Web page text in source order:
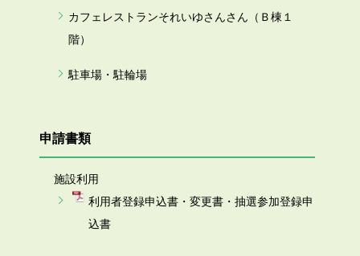
カフェレストランそれいゆさんさん（Ｂ棟１
階）
駐車場・駐輪場
申請書類
施設利用
利用者登録申込書・変更書・抽選参加登録申
込書